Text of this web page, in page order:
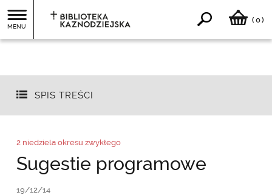
MENU
( 0)
SPIS TREŚCI
2 niedziela okresu zwykłego
Sugestie programowe
19/12/14